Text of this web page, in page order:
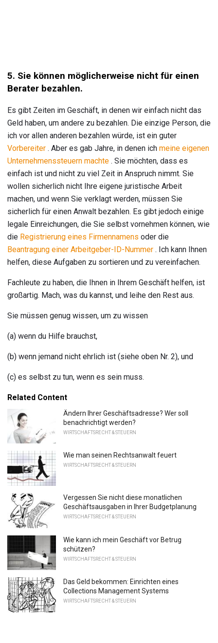
5. Sie können möglicherweise nicht für einen
Berater bezahlen.
Es gibt Zeiten im Geschäft, in denen wir einfach nicht das
Geld haben, um andere zu bezahlen. Die einzige Person, die
ich vor allen anderen bezahlen würde, ist ein guter
Vorbereiter . Aber es gab Jahre, in denen ich meine eigenen
Unternehmenssteuern machte . Sie möchten, dass es
einfach ist und nicht zu viel Zeit in Anspruch nimmt. Sie
wollen sicherlich nicht Ihre eigene juristische Arbeit
machen, und wenn Sie verklagt werden, müssen Sie
sicherlich für einen Anwalt bezahlen. Es gibt jedoch einige
legale Einreichungen, die Sie selbst vornehmen können, wie
die Registrierung eines Firmennamens oder die
Beantragung einer Arbeitgeber-ID-Nummer . Ich kann Ihnen
helfen, diese Aufgaben zu sortieren und zu vereinfachen.
Fachleute zu haben, die Ihnen in Ihrem Geschäft helfen, ist
großartig. Mach, was du kannst, und leihe den Rest aus.
Sie müssen genug wissen, um zu wissen
(a) wenn du Hilfe brauchst,
(b) wenn jemand nicht ehrlich ist (siehe oben Nr. 2), und
(c) es selbst zu tun, wenn es sein muss.
Related Content
Ändern Ihrer Geschäftsadresse? Wer soll
benachrichtigt werden?
WIRTSCHAFTSRECHT & STEUERN
Wie man seinen Rechtsanwalt feuert
WIRTSCHAFTSRECHT & STEUERN
Vergessen Sie nicht diese monatlichen
Geschäftsausgaben in Ihrer Budgetplanung
WIRTSCHAFTSRECHT & STEUERN
Wie kann ich mein Geschäft vor Betrug
schützen?
WIRTSCHAFTSRECHT & STEUERN
Das Geld bekommen: Einrichten eines
Collections Management Systems
WIRTSCHAFTSRECHT & STEUERN